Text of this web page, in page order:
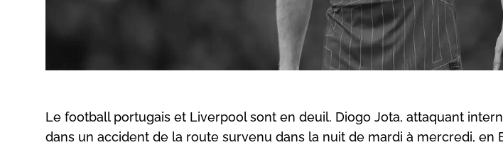
Le football portugais et Liverpool sont en deuil. Diogo Jota, attaquant
dans un accident de la route survenu dans la nuit de mardi à mercredi, en